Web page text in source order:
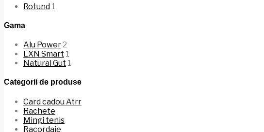
Rotund 1
Gama
Alu Power2
LXN Smart 1
Natural Gut 1
Categorii de produse
Card cadou Atrr
Rachete
Mingi tenis
Racordaje